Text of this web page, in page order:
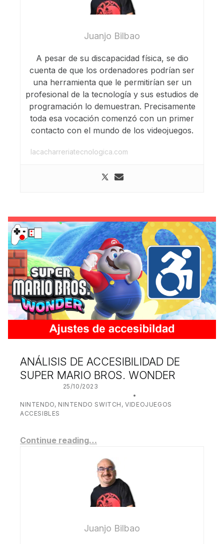
Juanjo Bilbao
A pesar de su discapacidad física, se dio
cuenta de que los ordenadores podrían ser
una herramienta que le permitirían ser un
profesional de la tecnología y sus estudios de
programación lo demuestran. Precisamente
toda esa vocación comenzó con un primer
contacto con el mundo de los videojuegos.
lacacharreriatecnologica.com
ANÁLISIS DE ACCESIBILIDAD DE
SUPER MARIO BROS. WONDER
25/10/2023
NINTENDO, NINTENDO SWITCH ,VIDEOJUEGOS
ACCESIBLES
Continue reading…
Juanjo Bilbao